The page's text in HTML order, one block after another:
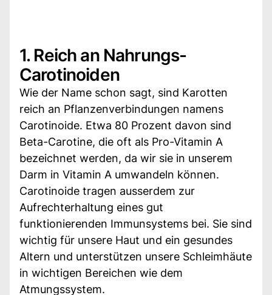
1. Reich an Nahrungs-
Carotinoiden
Wie der Name schon sagt, sind Karotten
reich an Pflanzenverbindungen namens
Carotinoide. Etwa 80 Prozent davon sind
Beta-Carotine, die oft als Pro-Vitamin A
bezeichnet werden, da wir sie in unserem
Darm in Vitamin A umwandeln können.
Carotinoide tragen ausserdem zur
Aufrechterhaltung eines gut
funktionierenden Immunsystems bei. Sie sind
wichtig für unsere Haut und ein gesundes
Altern und unterstützen unsere Schleimhäute
in wichtigen Bereichen wie dem
Atmungssystem.